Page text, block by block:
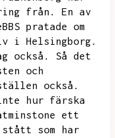
från.
En av
pratade om
i Helsingborg.
också.
Så det
och
också.
hur färska
ett
som har